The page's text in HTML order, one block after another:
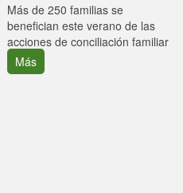
Más de 250 familias se
benefician este verano de las
acciones de conciliación familiar
Más